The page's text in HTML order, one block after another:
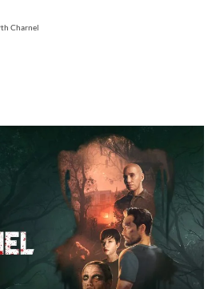
Charnel